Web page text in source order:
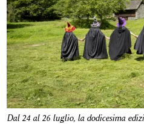
Dal 24 al 26 luglio, la dodicesima